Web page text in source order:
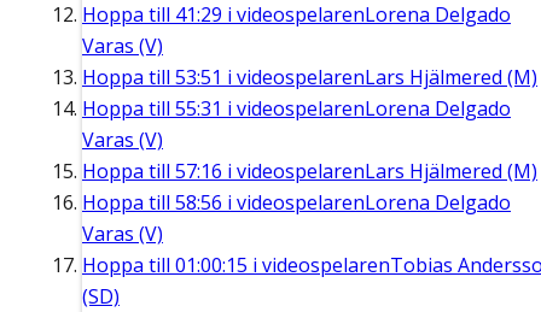
Hoppa till 41:29 i videospelarenLorena Delgado
Varas (V)
Hoppa till 53:51 i videospelarenLars Hjälmered (M)
Hoppa till 55:31 i videospelarenLorena Delgado
Varas (V)
Hoppa till 57:16 i videospelarenLars Hjälmered (M)
Hoppa till 58:56 i videospelarenLorena Delgado
Varas (V)
Hoppa till 01:00:15 i videospelarenTobias
(SD)